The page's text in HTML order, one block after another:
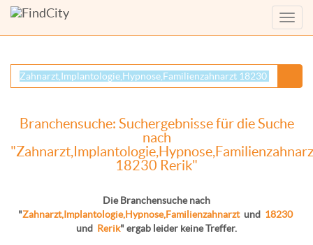
Menü
Branchensuche: Suchergebnisse für die Suche
nach
18230 Rerik"
Die Branchensuche nach
"Zahnarzt,Implantologie,Hypnose,Familienzahnarzt und 18230
und Rerik" ergab leider keine Treffer.